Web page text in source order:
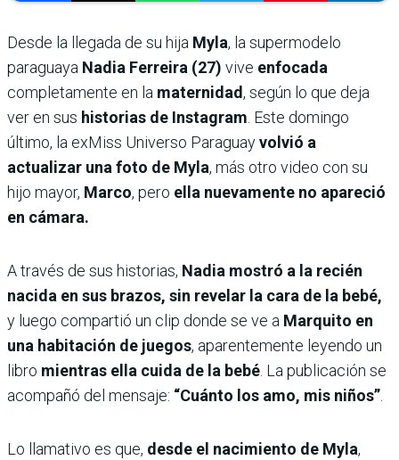
Desde la llegada de su hija Myla, la supermodelo
paraguaya Nadia Ferreira (27) vive enfocada
completamente en la maternidad, según lo que deja
ver en sus historias de Instagram. Este domingo
último, la exMiss Universo Paraguayvolvió a
actualizar una foto de Myla, más otro video con su
hijo mayor, Marco, pero ella nuevamente no apareció
en cámara.
A través de sus historias, Nadia mostró a la recién
nacida en sus brazos, sin revelar la cara de la bebé,
y luego compartió un clip donde se ve a Marquito en
una habitación de juegos, aparentemente leyendo un
libro mientras ella cuida de la bebé. La publicación se
acompañó del mensaje: “Cuánto los amo, mis niños”.
Lo llamativo es que, desde el nacimiento de Myla,